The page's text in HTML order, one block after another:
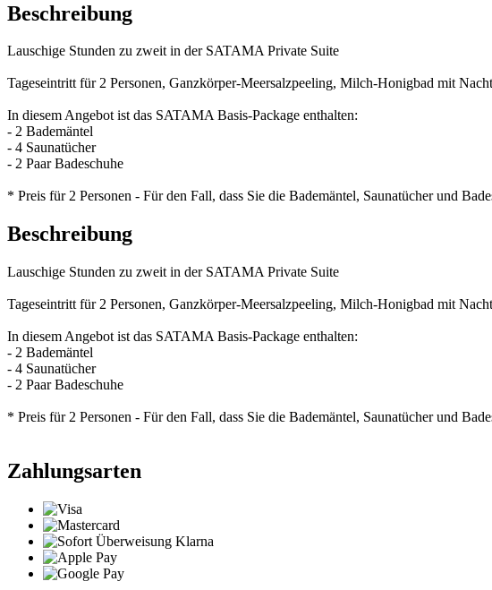
Beschreibung
Lauschige Stunden zu zweit in der SATAMA Private Suite
Tageseintritt für 2 Personen, Ganzkörper-Meersalzpeeling, Milch-Honigbad mit
In diesem Angebot ist das SATAMA Basis-Package enthalten:
- 2 Bademäntel
- 4 Saunatücher
- 2 Paar Badeschuhe
* Preis für 2 Personen - Für den Fall, dass Sie die Bademäntel, Saunatücher und
Beschreibung
Lauschige Stunden zu zweit in der SATAMA Private Suite
Tageseintritt für 2 Personen, Ganzkörper-Meersalzpeeling, Milch-Honigbad mit
In diesem Angebot ist das SATAMA Basis-Package enthalten:
- 2 Bademäntel
- 4 Saunatücher
- 2 Paar Badeschuhe
* Preis für 2 Personen - Für den Fall, dass Sie die Bademäntel, Saunatücher und
Zahlungsarten